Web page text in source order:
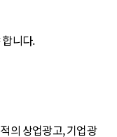
니다.
의 상업광고, 기업광